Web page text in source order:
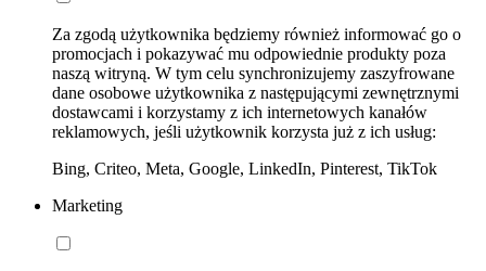
Za zgodą użytkownika będziemy również informować go o
promocjach i pokazywać mu odpowiednie produkty poza
naszą witryną. W tym celu synchronizujemy zaszyfrowane
dane osobowe użytkownika z następującymi zewnętrznymi
dostawcami i korzystamy z ich internetowych kanałów
reklamowych, jeśli użytkownik korzysta już z ich usług:
Bing, Criteo, Meta, Google, LinkedIn, Pinterest, TikTok
Marketing